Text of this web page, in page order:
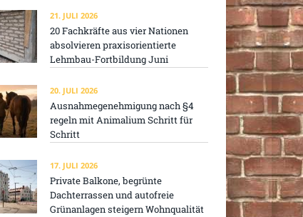
21. JULI 2026
20 Fachkräfte aus vier Nationen
absolvieren praxisorientierte
Lehmbau-Fortbildung Juni
20. JULI 2026
Ausnahmegenehmigung nach §4
regeln mit Animalium Schritt für
Schritt
17. JULI 2026
Private Balkone, begrünte
Dachterrassen und autofreie
Grünanlagen steigern Wohnqualität